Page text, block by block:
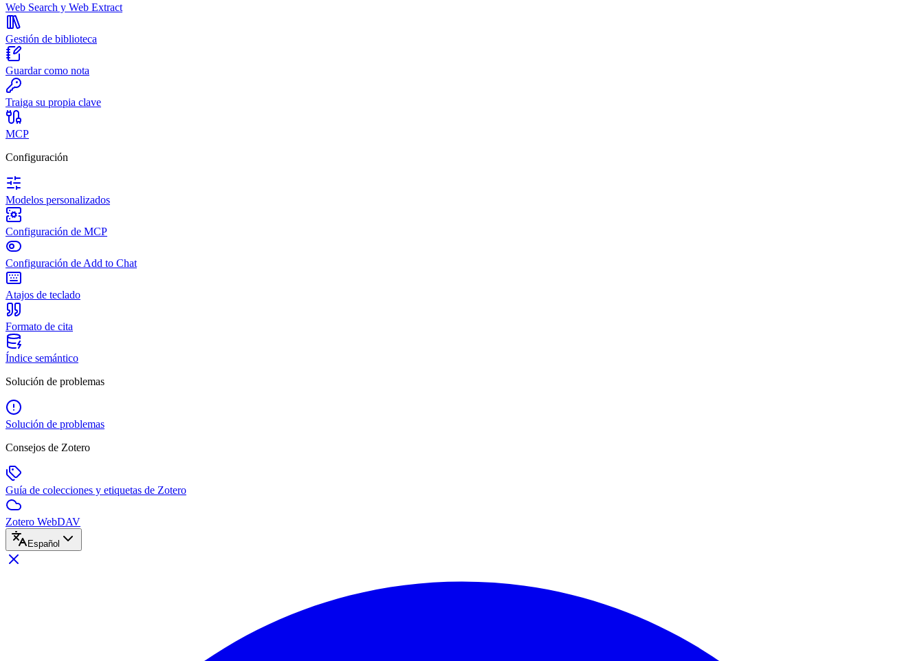
Web Search y Web Extract
Gestión de biblioteca
Guardar como nota
Traiga su propia clave
MCP
Configuración
Modelos personalizados
Configuración de MCP
Configuración de Add to Chat
Atajos de teclado
Formato de cita
Índice semántico
Solución de problemas
Solución de problemas
Consejos de Zotero
Guía de colecciones y etiquetas de Zotero
Zotero WebDAV
Español